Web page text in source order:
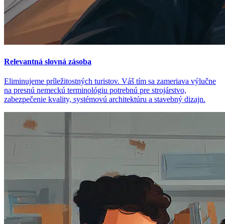
Relevantná slovná zásoba
Eliminujeme príležitostných turistov. Váš tím sa zameriava výlučne
na presnú nemeckú terminológiu potrebnú pre strojárstvo,
zabezpečenie kvality, systémovú architektúru a stavebný dizajn.